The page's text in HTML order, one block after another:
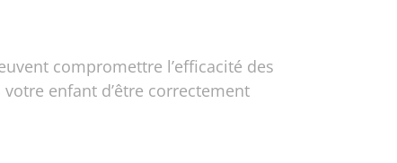
compromettre l’efficacité des
enfant d’être correctement